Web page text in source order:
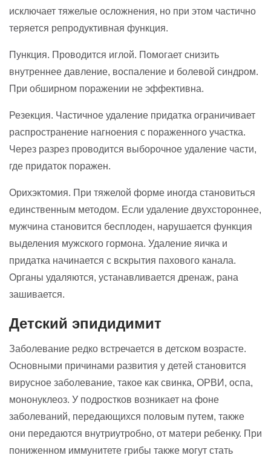
исключает тяжелые осложнения, но при этом частично
теряется репродуктивная функция.
Пункция. Проводится иглой. Помогает снизить
внутреннее давление, воспаление и болевой синдром.
При обширном поражении не эффективна.
Резекция. Частичное удаление придатка ограничивает
распространение нагноения с пораженного участка.
Через разрез проводится выборочное удаление части,
где придаток поражен.
Орихэктомия. При тяжелой форме иногда становиться
единственным методом. Если удаление двухстороннее,
мужчина становится бесплоден, нарушается функция
выделения мужского гормона. Удаление яичка и
придатка начинается с вскрытия пахового канала.
Органы удаляются, устанавливается дренаж, рана
зашивается.
Детский эпидидимит
Заболевание редко встречается в детском возрасте.
Основными причинами развития у детей становится
вирусное заболевание, такое как свинка, ОРВИ, оспа,
мононуклеоз. У подростков возникает на фоне
заболеваний, передающихся половым путем, также
они передаются внутриутробно, от матери ребенку. При
пониженном иммунитете грибы также могут стать